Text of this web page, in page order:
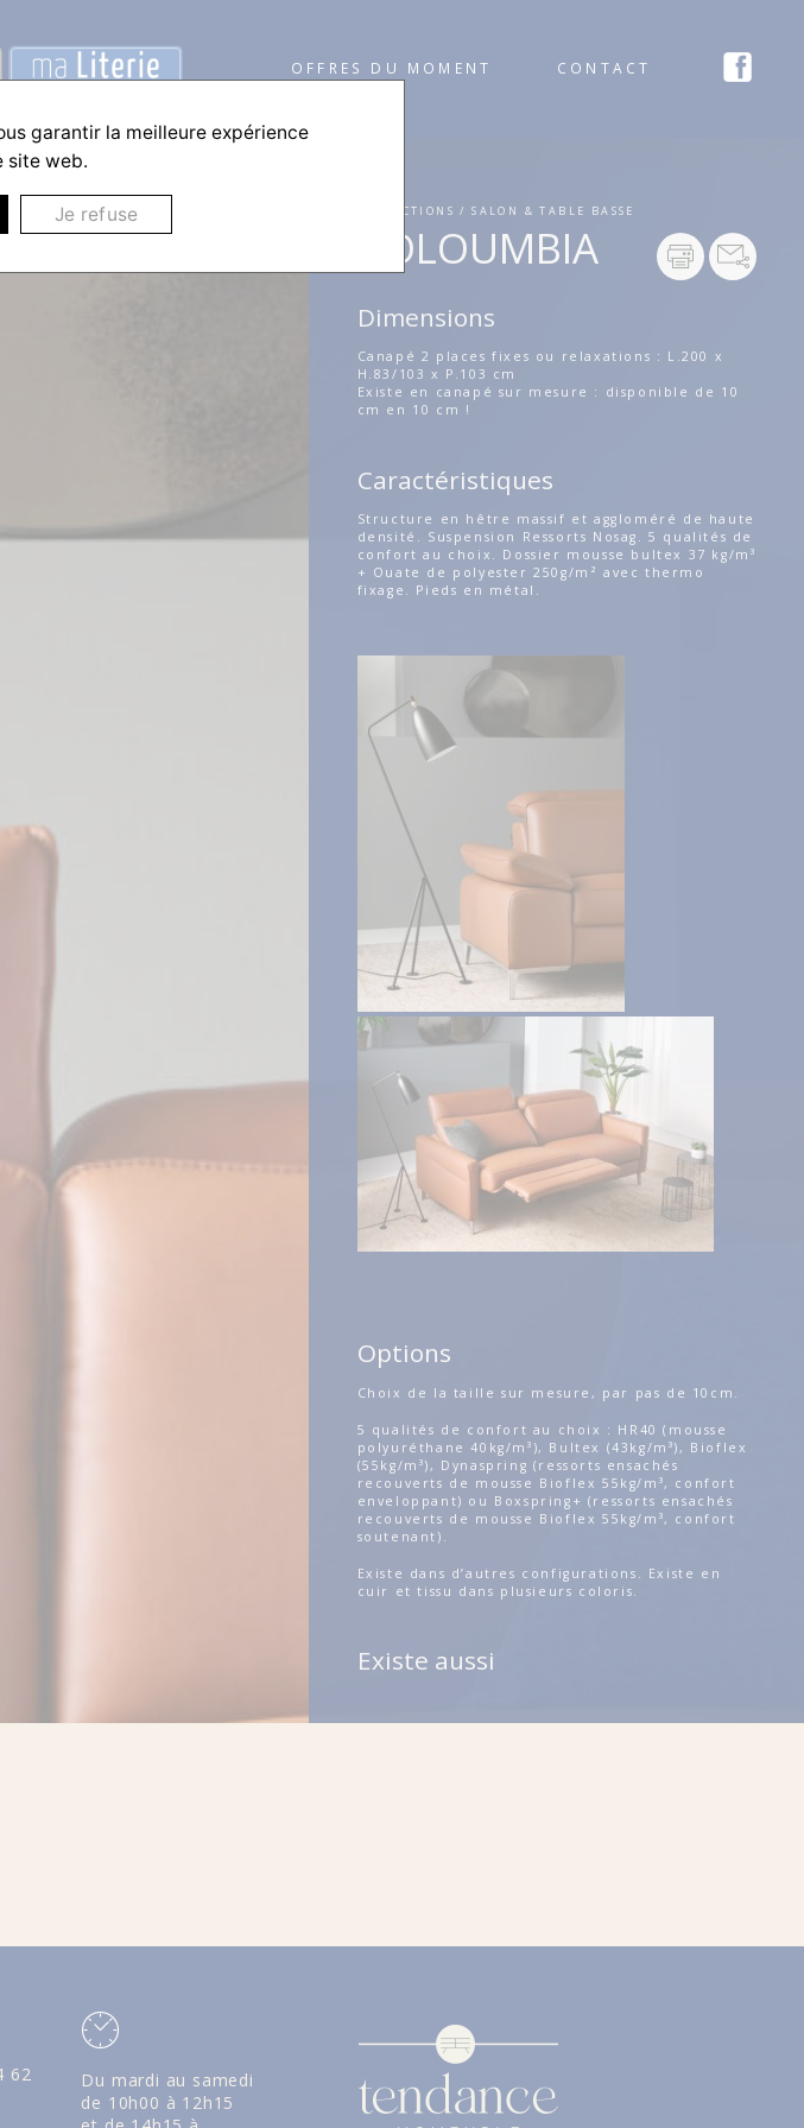
OFFRES DU MOMENT CONTACT
COLLECTIONS / SALON & TABLE BASSE
COLOUMBIA
Dimensions
Canapé 2 places fixes ou relaxations : L.200 x
H.83/103 x P.103 cm
Existe en canapé sur mesure : disponible de 10
cm en 10 cm !
Caractéristiques
Structure en hêtre massif et aggloméré de haute
densité. Suspension Ressorts Nosag. 5 qualités de
confort au choix. Dossier mousse bultex 37 kg/m³
+ Ouate de polyester 250g/m² avec thermo
fixage. Pieds en métal.
Options
Choix de la taille sur mesure, par pas de 10cm.
5 qualités de confort au choix : HR40 (mousse
polyuréthane 40kg/m³), Bultex (43kg/m³), Bioflex
(55kg/m³), Dynaspring (ressorts ensachés
recouverts de mousse Bioflex 55kg/m³, confort
enveloppant) ou Boxspring+ (ressorts ensachés
recouverts de mousse Bioflex 55kg/m³, confort
soutenant).
Existe dans d’autres configurations. Existe en
cuir et tissu dans plusieurs coloris.
Existe aussi
62
Du mardi au samedi
de 10h00 à 12h15
garantir la meilleure expérience
site web.
Je refuse